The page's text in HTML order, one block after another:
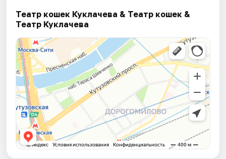
Театр кошек Куклачева & Театр кошек &
Театр Куклачева